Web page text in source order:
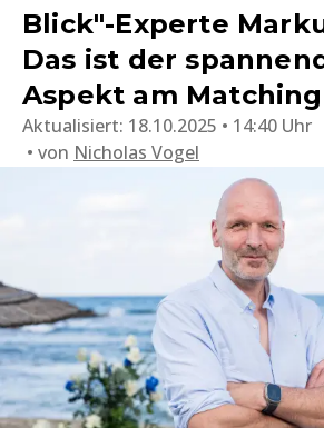
Blick"-Experte
Das ist der
Aspekt am
Aktualisiert: 18.10.2025 • 14:40 Uhr
von Nicholas Vogel